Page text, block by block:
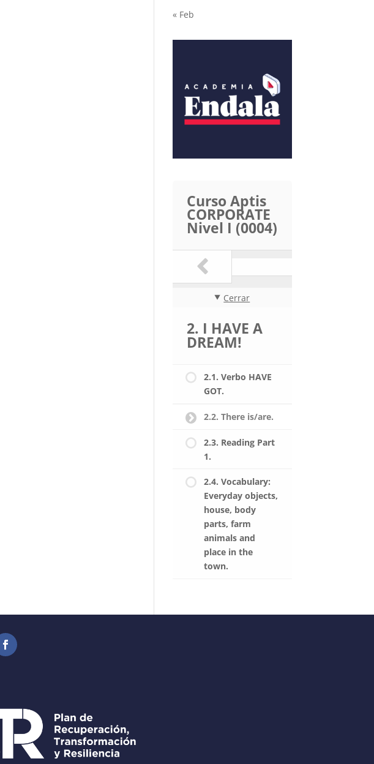
« Feb
Curso Aptis
CORPORATE
Nivel I (0004)
Cerrar
2. I HAVE A
DREAM!
2.1. Verbo HAVE
GOT.
2.2. There is/are.
2.3. Reading Part
1.
2.4. Vocabulary:
Everyday objects,
house, body
parts, farm
animals and
place in the
town.
Facebook